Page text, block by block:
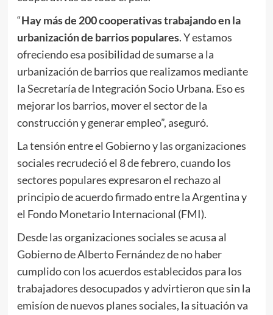
“Hay más de 200 cooperativas trabajando en la
urbanización de barrios populares. Y estamos
ofreciendo esa posibilidad de sumarse a la
urbanización de barrios que realizamos mediante
la Secretaría de Integración Socio Urbana. Eso es
mejorar los barrios, mover el sector de la
construcción y generar empleo”, aseguró.
La tensión entre el Gobierno y las organizaciones
sociales recrudeció el 8 de febrero, cuando los
sectores populares expresaron el rechazo al
principio de acuerdo firmado entre la Argentina y
el Fondo Monetario Internacional (FMI).
Desde las organizaciones sociales se acusa al
Gobierno de Alberto Fernández de no haber
cumplido con los acuerdos establecidos para los
trabajadores desocupados y advirtieron que sin la
emisíon de nuevos planes sociales, la situación va